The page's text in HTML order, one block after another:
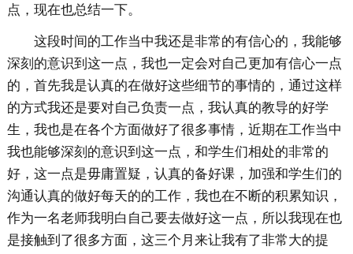
点，现在也总结一下。
这段时间的工作当中我还是非常的有信心的，我能够
深刻的意识到这一点，我也一定会对自己更加有信心一点
的，首先我是认真的在做好这些细节的事情的，通过这样
的方式我还是要对自己负责一点，我认真的教导的好学
生，我也是在各个方面做好了很多事情，近期在工作当中
我也能够深刻的意识到这一点，和学生们相处的非常的
好，这一点是毋庸置疑，认真的备好课，加强和学生们的
沟通认真的做好每天的的工作，我也在不断的积累知识，
作为一名老师我明白自己要去做好这一点，所以我现在也
是接触到了很多方面，这三个月来让我有了非常大的提